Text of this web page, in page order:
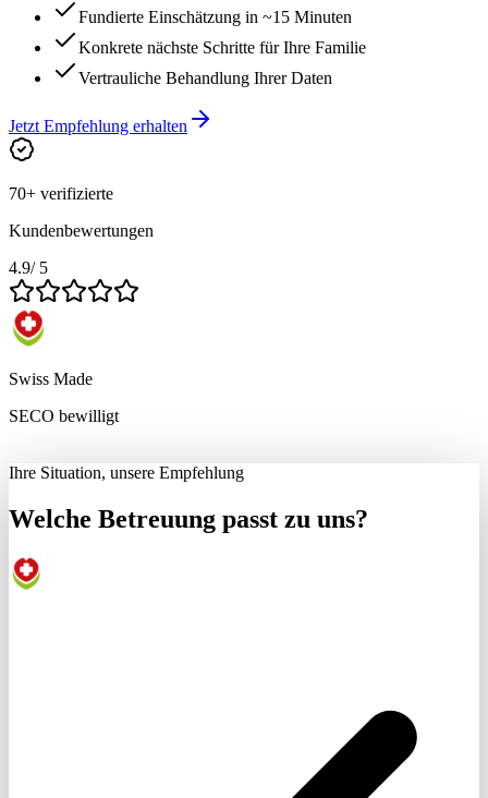
Fundierte Einschätzung in ~15 Minuten
Konkrete nächste Schritte für Ihre Familie
Vertrauliche Behandlung Ihrer Daten
Jetzt Empfehlung erhalten
70+ verifizierte
Kundenbewertungen
4.9/ 5
Swiss Made
SECO bewilligt
Ihre Situation, unsere Empfehlung
Welche Betreuung passt zu uns?